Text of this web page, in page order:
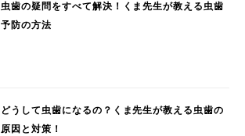
虫歯の疑問をすべて解決！くま先生が教える虫歯
予防の方法
どうして虫歯になるの？くま先生が教える虫歯の
原因と対策！